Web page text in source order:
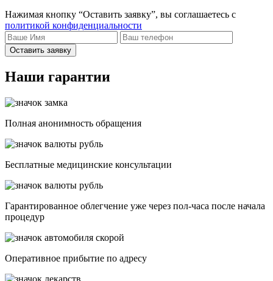
Нажимая кнопку “Оставить заявку”, вы соглашаетесь с
политикой конфиденциальности
Оставить заявку
Наши гарантии
Полная анонимность обращения
Бесплатные медицинские консультации
Гарантированное облегчение уже через пол-часа после начала
процедур
Опеpативное прибытие по адресу